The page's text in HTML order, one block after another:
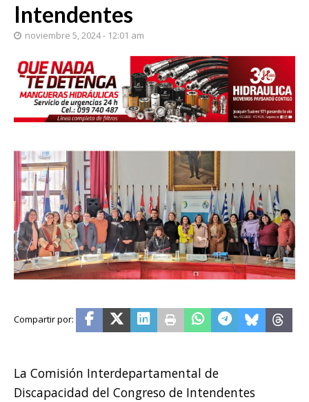
Intendentes
noviembre 5, 2024 - 12:01 am
La Comisión Interdepartamental de
Discapacidad del Congreso de Intendentes